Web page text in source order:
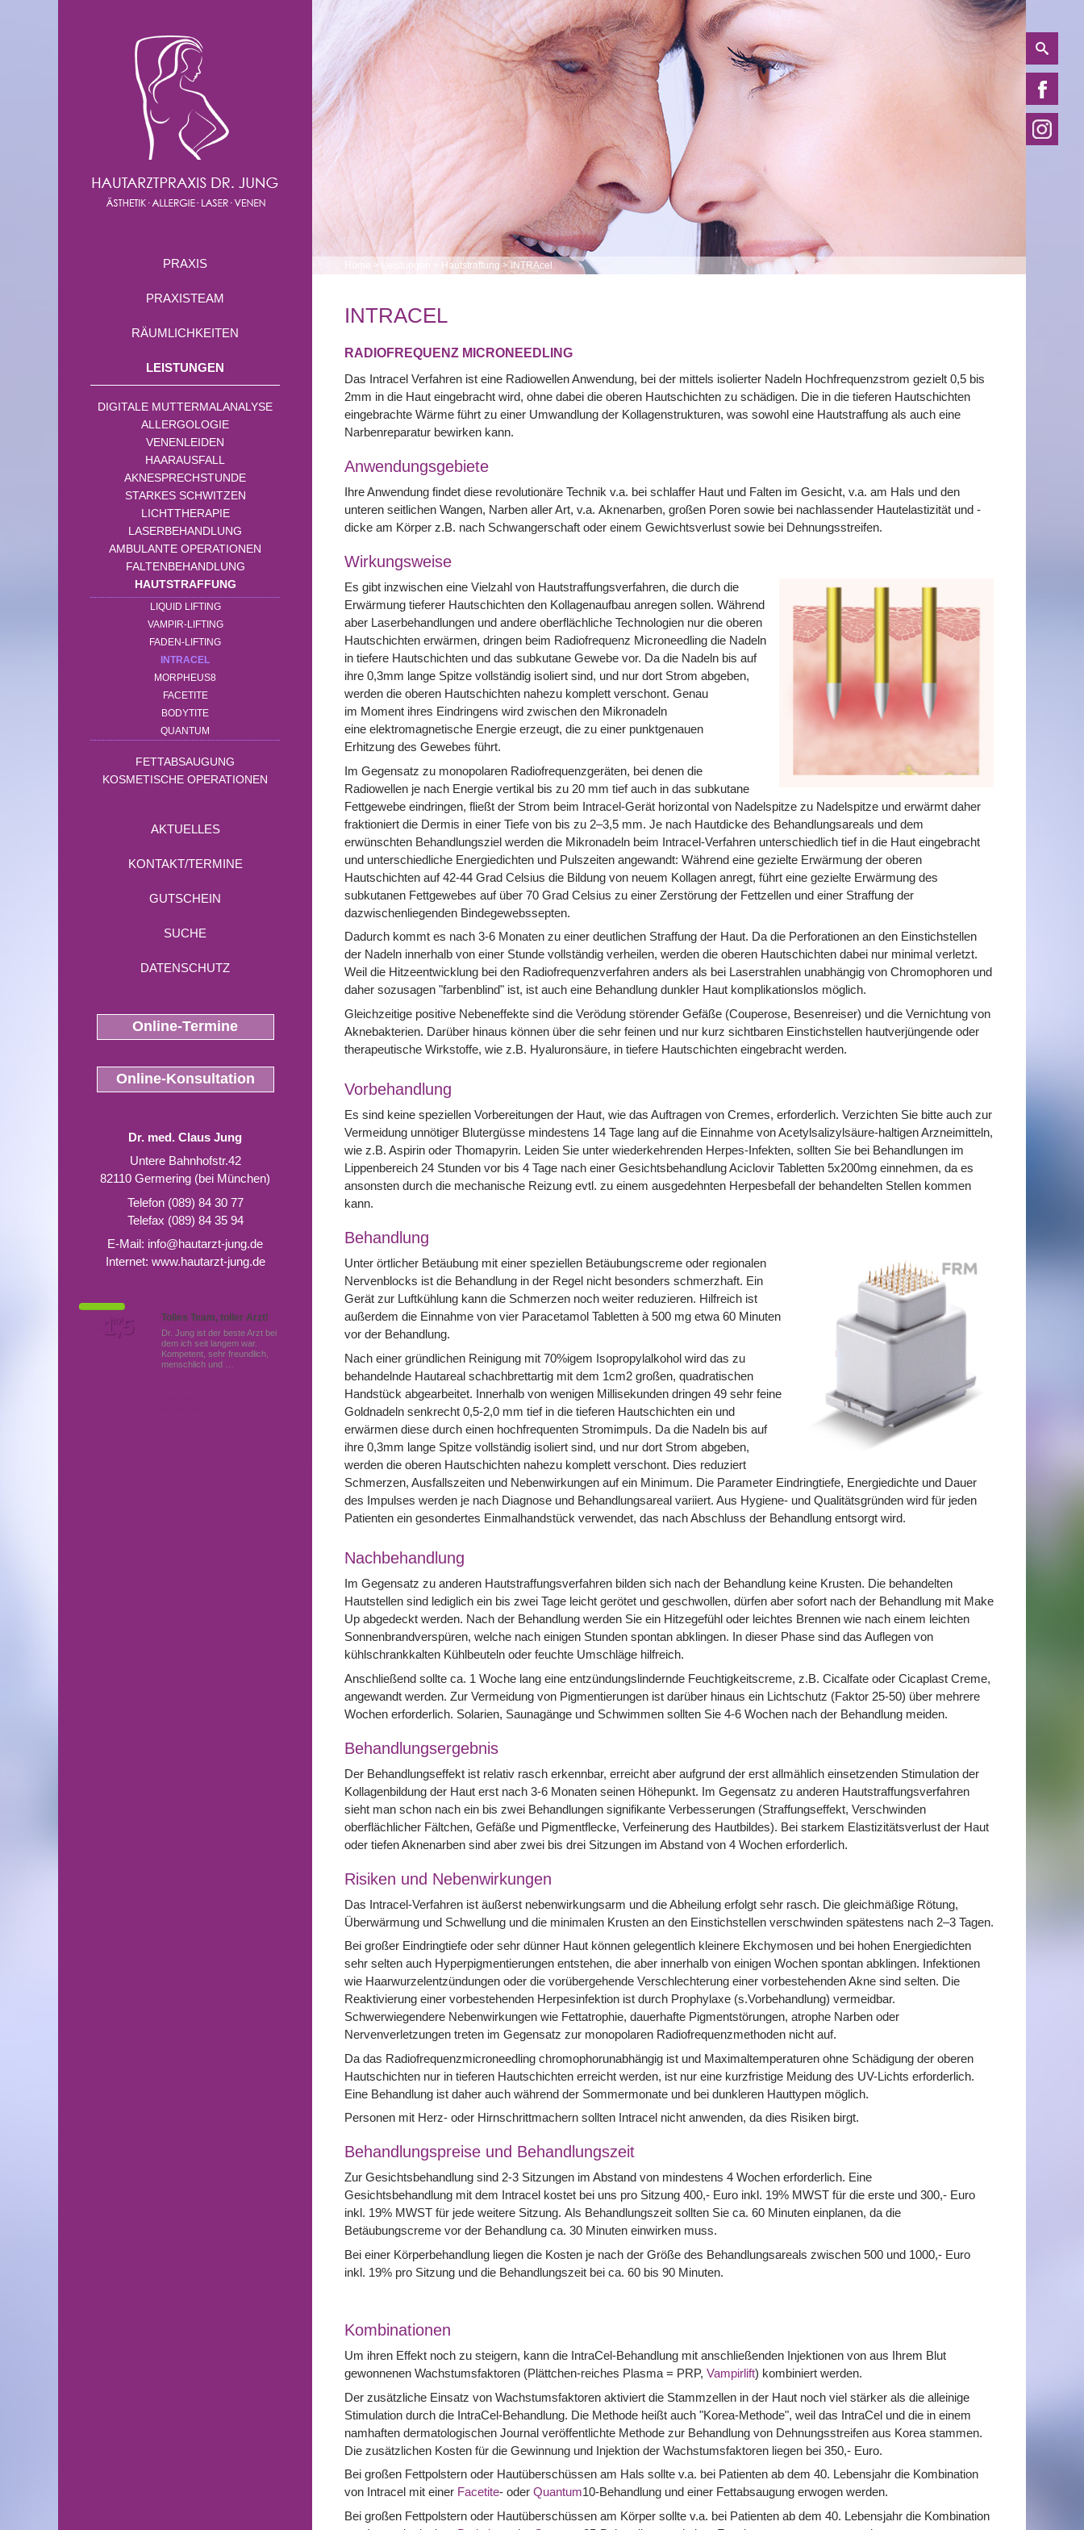
PRAXIS
PRAXISTEAM
RÄUMLICHKEITEN
LEISTUNGEN
DIGITALE MUTTERMALANALYSE
ALLERGOLOGIE
VENENLEIDEN
HAARAUSFALL
AKNESPRECHSTUNDE
STARKES SCHWITZEN
LICHTTHERAPIE
LASERBEHANDLUNG
AMBULANTE OPERATIONEN
FALTENBEHANDLUNG
HAUTSTRAFFUNG
LIQUID LIFTING
VAMPIR-LIFTING
FADEN-LIFTING
INTRACEL
MORPHEUS8
FACETITE
BODYTITE
QUANTUM
FETTABSAUGUNG
KOSMETISCHE OPERATIONEN
AKTUELLES
KONTAKT/TERMINE
GUTSCHEIN
SUCHE
DATENSCHUTZ
Online-Termine
Online-Konsultation
Dr. med. Claus Jung
Untere Bahnhofstr.42
82110 Germering (bei München)
Telefon (089) 84 30 77
Telefax (089) 84 35 94
E-Mail: info@hautarzt-jung.de
Internet: www.hautarzt-jung.de
Tolles Team, toller Arzt!
Dr. Jung ist der beste Arzt bei
dem ich seit langem war.
Kompetent, sehr freundlich,
menschlich und …
Von Patienten
bewertet mit
Note
1,5
> Leistungen Hautstraffung > INTRAcel
INTRACEL
RADIOFREQUENZ MICRONEEDLING
Das Intracel Verfahren ist eine Radiowellen Anwendung, bei der mittels isolierter Nadeln Hochfrequenzstrom gezielt 0,5 bis
2mm in die Haut eingebracht wird, ohne dabei die oberen Hautschichten zu schädigen. Die in die tieferen Hautschichten
eingebrachte Wärme führt zu einer Umwandlung der Kollagenstrukturen, was sowohl eine Hautstraffung als auch eine
Narbenreparatur bewirken kann.
Anwendungsgebiete
Ihre Anwendung findet diese revolutionäre Technik v.a. bei schlaffer Haut und Falten im Gesicht, v.a. am Hals und den
unteren seitlichen Wangen, Narben aller Art, v.a. Aknenarben, großen Poren sowie bei nachlassender Hautelastizität und -
dicke am Körper z.B. nach Schwangerschaft oder einem Gewichtsverlust sowie bei Dehnungsstreifen.
Wirkungsweise
Es gibt inzwischen eine Vielzahl von Hautstraffungsverfahren, die durch die
Erwärmung tieferer Hautschichten den Kollagenaufbau anregen sollen. Während
aber Laserbehandlungen und andere oberflächliche Technologien nur die oberen
Hautschichten erwärmen, dringen beim Radiofrequenz Microneedling die Nadeln
in tiefere Hautschichten und das subkutane Gewebe vor. Da die Nadeln bis auf
ihre 0,3mm lange Spitze vollständig isoliert sind, und nur dort Strom abgeben,
werden die oberen Hautschichten nahezu komplett verschont. Genau
im Moment ihres Eindringens wird zwischen den Mikronadeln
eine elektromagnetische Energie erzeugt, die zu einer punktgenauen
Erhitzung des Gewebes führt.
Im Gegensatz zu monopolaren Radiofrequenzgeräten, bei denen die
Radiowellen je nach Energie vertikal bis zu 20 mm tief auch in das subkutane
Fettgewebe eindringen, fließt der Strom beim Intracel-Gerät horizontal von Nadelspitze zu Nadelspitze und erwärmt daher
fraktioniert die Dermis in einer Tiefe von bis zu 2–3,5 mm. Je nach Hautdicke des Behandlungsareals und dem
erwünschten Behandlungsziel werden die Mikronadeln beim Intracel-Verfahren unterschiedlich tief in die Haut eingebracht
und unterschiedliche Energiedichten und Pulszeiten angewandt: Während eine gezielte Erwärmung der oberen
Hautschichten auf 42-44 Grad Celsius die Bildung von neuem Kollagen anregt, führt eine gezielte Erwärmung des
subkutanen Fettgewebes auf über 70 Grad Celsius zu einer Zerstörung der Fettzellen und einer Straffung der
dazwischenliegenden Bindegewebssepten.
Dadurch kommt es nach 3-6 Monaten zu einer deutlichen Straffung der Haut. Da die Perforationen an den Einstichstellen
der Nadeln innerhalb von einer Stunde vollständig verheilen, werden die oberen Hautschichten dabei nur minimal verletzt.
Weil die Hitzeentwicklung bei den Radiofrequenzverfahren anders als bei Laserstrahlen unabhängig von Chromophoren und
daher sozusagen "farbenblind" ist, ist auch eine Behandlung dunkler Haut komplikationslos möglich.
Gleichzeitige positive Nebeneffekte sind die Verödung störender Gefäße (Couperose, Besenreiser) und die Vernichtung von
Aknebakterien. Darüber hinaus können über die sehr feinen und nur kurz sichtbaren Einstichstellen hautverjüngende oder
therapeutische Wirkstoffe, wie z.B. Hyaluronsäure, in tiefere Hautschichten eingebracht werden.
Vorbehandlung
Es sind keine speziellen Vorbereitungen der Haut, wie das Auftragen von Cremes, erforderlich. Verzichten Sie bitte auch zur
Vermeidung unnötiger Blutergüsse mindestens 14 Tage lang auf die Einnahme von Acetylsalizylsäure-haltigen Arzneimitteln,
wie z.B. Aspirin oder Thomapyrin. Leiden Sie unter wiederkehrenden Herpes-Infekten, sollten Sie bei Behandlungen im
Lippenbereich 24 Stunden vor bis 4 Tage nach einer Gesichtsbehandlung Aciclovir Tabletten 5x200mg einnehmen, da es
ansonsten durch die mechanische Reizung evtl. zu einem ausgedehnten Herpesbefall der behandelten Stellen kommen
kann.
Behandlung
Unter örtlicher Betäubung mit einer speziellen Betäubungscreme oder regionalen
Nervenblocks ist die Behandlung in der Regel nicht besonders schmerzhaft. Ein
Gerät zur Luftkühlung kann die Schmerzen noch weiter reduzieren. Hilfreich ist
außerdem die Einnahme von vier Paracetamol Tabletten à 500 mg etwa 60 Minuten
vor der Behandlung.
Nach einer gründlichen Reinigung mit 70%igem Isopropylalkohol wird das zu
behandelnde Hautareal schachbrettartig mit dem 1cm2 großen, quadratischen
Handstück abgearbeitet. Innerhalb von wenigen Millisekunden dringen 49 sehr feine
Goldnadeln senkrecht 0,5-2,0 mm tief in die tieferen Hautschichten ein und
erwärmen diese durch einen hochfrequenten Stromimpuls. Da die Nadeln bis auf
ihre 0,3mm lange Spitze vollständig isoliert sind, und nur dort Strom abgeben,
werden die oberen Hautschichten nahezu komplett verschont. Dies reduziert
Schmerzen, Ausfallszeiten und Nebenwirkungen auf ein Minimum. Die Parameter Eindringtiefe, Energiedichte und Dauer
des Impulses werden je nach Diagnose und Behandlungsareal variiert. Aus Hygiene- und Qualitätsgründen wird für jeden
Patienten ein gesondertes Einmalhandstück verwendet, das nach Abschluss der Behandlung entsorgt wird.
Nachbehandlung
Im Gegensatz zu anderen Hautstraffungsverfahren bilden sich nach der Behandlung keine Krusten. Die behandelten
Hautstellen sind lediglich ein bis zwei Tage leicht gerötet und geschwollen, dürfen aber sofort nach der Behandlung mit Make
Up abgedeckt werden. Nach der Behandlung werden Sie ein Hitzegefühl oder leichtes Brennen wie nach einem leichten
Sonnenbrandverspüren, welche nach einigen Stunden spontan abklingen. In dieser Phase sind das Auflegen von
kühlschrankkalten Kühlbeuteln oder feuchte Umschläge hilfreich.
Anschließend sollte ca. 1 Woche lang eine entzündungslindernde Feuchtigkeitscreme, z.B. Cicalfate oder Cicaplast Creme,
angewandt werden. Zur Vermeidung von Pigmentierungen ist darüber hinaus ein Lichtschutz (Faktor 25-50) über mehrere
Wochen erforderlich. Solarien, Saunagänge und Schwimmen sollten Sie 4-6 Wochen nach der Behandlung meiden.
Behandlungsergebnis
Der Behandlungseffekt ist relativ rasch erkennbar, erreicht aber aufgrund der erst allmählich einsetzenden Stimulation der
Kollagenbildung der Haut erst nach 3-6 Monaten seinen Höhepunkt. Im Gegensatz zu anderen Hautstraffungsverfahren
sieht man schon nach ein bis zwei Behandlungen signifikante Verbesserungen (Straffungseffekt, Verschwinden
oberflächlicher Fältchen, Gefäße und Pigmentflecke, Verfeinerung des Hautbildes). Bei starkem Elastizitätsverlust der Haut
oder tiefen Aknenarben sind aber zwei bis drei Sitzungen im Abstand von 4 Wochen erforderlich.
Risiken und Nebenwirkungen
Das Intracel-Verfahren ist äußerst nebenwirkungsarm und die Abheilung erfolgt sehr rasch. Die gleichmäßige Rötung,
Überwärmung und Schwellung und die minimalen Krusten an den Einstichstellen verschwinden spätestens nach 2–3 Tagen.
Bei großer Eindringtiefe oder sehr dünner Haut können gelegentlich kleinere Ekchymosen und bei hohen Energiedichten
sehr selten auch Hyperpigmentierungen entstehen, die aber innerhalb von einigen Wochen spontan abklingen. Infektionen
wie Haarwurzelentzündungen oder die vorübergehende Verschlechterung einer vorbestehenden Akne sind selten. Die
Reaktivierung einer vorbestehenden Herpesinfektion ist durch Prophylaxe (s.Vorbehandlung) vermeidbar.
Schwerwiegendere Nebenwirkungen wie Fettatrophie, dauerhafte Pigmentstörungen, atrophe Narben oder
Nervenverletzungen treten im Gegensatz zur monopolaren Radiofrequenzmethoden nicht auf.
Da das Radiofrequenzmicroneedling chromophorunabhängig ist und Maximaltemperaturen ohne Schädigung der oberen
Hautschichten nur in tieferen Hautschichten erreicht werden, ist nur eine kurzfristige Meidung des UV-Lichts erforderlich.
Eine Behandlung ist daher auch während der Sommermonate und bei dunkleren Hauttypen möglich.
Personen mit Herz- oder Hirnschrittmachern sollten Intracel nicht anwenden, da dies Risiken birgt.
Behandlungspreise und Behandlungszeit
Zur Gesichtsbehandlung sind 2-3 Sitzungen im Abstand von mindestens 4 Wochen erforderlich. Eine
Gesichtsbehandlung mit dem Intracel kostet bei uns pro Sitzung 400,- Euro inkl. 19% MWST für die erste und 300,- Euro
inkl. 19% MWST für jede weitere Sitzung. Als Behandlungszeit sollten Sie ca. 60 Minuten einplanen, da die
Betäubungscreme vor der Behandlung ca. 30 Minuten einwirken muss.
Bei einer Körperbehandlung liegen die Kosten je nach der Größe des Behandlungsareals zwischen 500 und 1000,- Euro
inkl. 19% pro Sitzung und die Behandlungszeit bei ca. 60 bis 90 Minuten.
Kombinationen
Um ihren Effekt noch zu steigern, kann die IntraCel-Behandlung mit anschließenden Injektionen von aus Ihrem Blut
gewonnenen Wachstumsfaktoren (Plättchen-reiches Plasma = PRP, Vampirlift) kombiniert werden.
Der zusätzliche Einsatz von Wachstumsfaktoren aktiviert die Stammzellen in der Haut noch viel stärker als die alleinige
Stimulation durch die IntraCel-Behandlung. Die Methode heißt auch "Korea-Methode", weil das IntraCel und die in einem
namhaften dermatologischen Journal veröffentlichte Methode zur Behandlung von Dehnungsstreifen aus Korea stammen.
Die zusätzlichen Kosten für die Gewinnung und Injektion der Wachstumsfaktoren liegen bei 350,- Euro.
Bei großen Fettpolstern oder Hautüberschüssen am Hals sollte v.a. bei Patienten ab dem 40. Lebensjahr die Kombination
von Intracel mit einer Facetite- oder Quantum10-Behandlung und einer Fettabsaugung erwogen werden.
Bei großen Fettpolstern oder Hautüberschüssen am Körper sollte v.a. bei Patienten ab dem 40. Lebensjahr die Kombination